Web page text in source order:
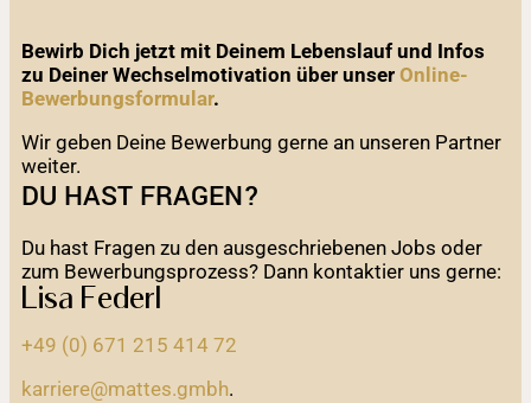
Bewirb Dich jetzt mit Deinem Lebenslauf und Infos
zu Deiner Wechselmotivation über unser Online-
Bewerbungsformular.
Wir geben Deine Bewerbung gerne an unseren Partner
weiter.
DU HAST FRAGEN?
Du hast Fragen zu den ausgeschriebenen Jobs oder
zum Bewerbungs­prozess? Dann kontaktier uns gerne:
Lisa Federl
+49 (0) 671 215 414 72
karriere@mattes.gmbh.